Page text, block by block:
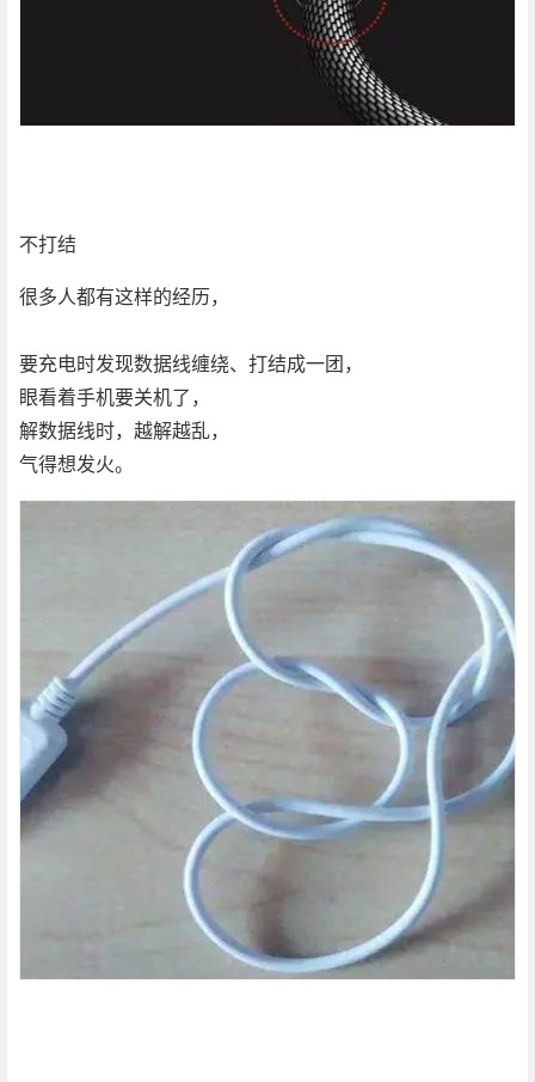
不打结
很多人都有这样的经历，
要充电时发现数据线缠绕、打结成一团，
眼看着手机要关机了，
解数据线时，越解越乱，
气得想发火。